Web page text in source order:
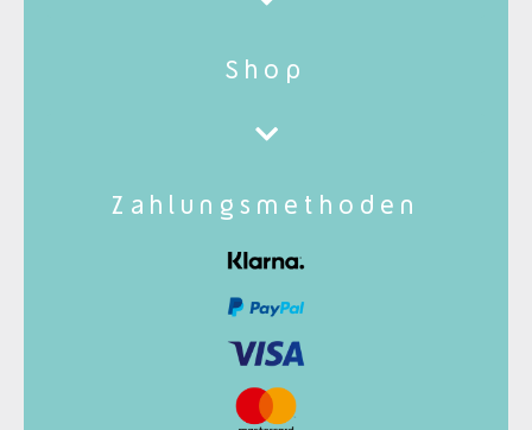
Shop
Zahlungsmethoden